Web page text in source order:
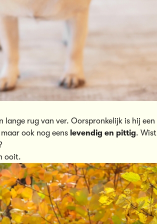
lange rug van ver. Oorspronkelijk is hij een
ook nog eens levendig en pittig.
ooit.